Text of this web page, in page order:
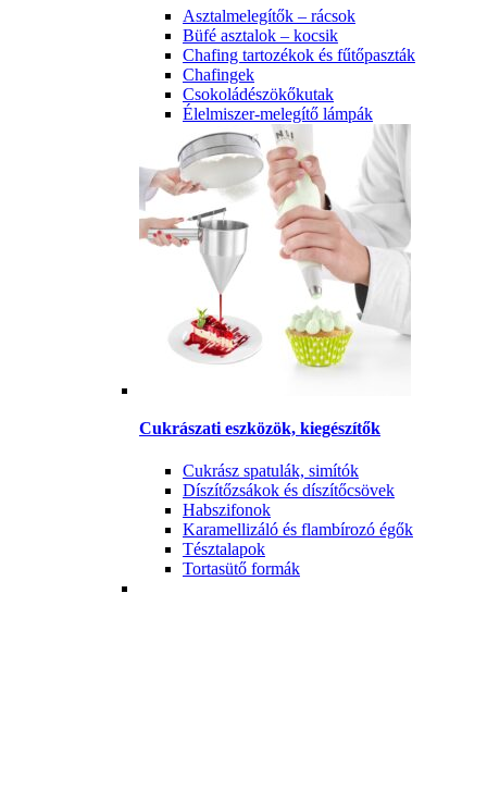
Asztalmelegítők – rácsok
Büfé asztalok – kocsik
Chafing tartozékok és fűtőpaszták
Chafingek
Csokoládészökőkutak
Élelmiszer-melegítő lámpák
Cukrászati eszközök, kiegészítők
Cukrász spatulák, simítók
Díszítőzsákok és díszítőcsövek
Habszifonok
Karamellizáló és flambírozó égők
Tésztalapok
Tortasütő formák